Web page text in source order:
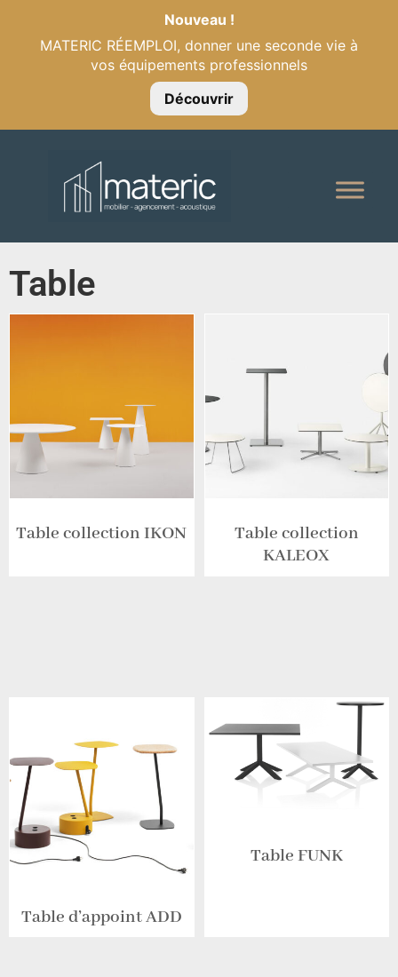
Nouveau !
MATERIC RÉEMPLOI, donner une seconde vie à
vos équipements professionnels
Découvrir
Table
Table collection IKON
Table collection
KALEOX
Table d’appoint ADD
Table FUNK